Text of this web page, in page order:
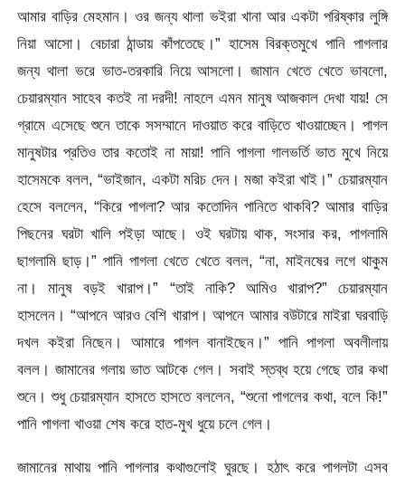
আমার বাড়ির মেহমান। ওর জন্য থালা ভইরা খানা আর একটা পরিষ্কার লুঙ্গি
নিয়া আসো। বেচারা ঠান্ডায় কাঁপতেছে।” হাসেম বিরক্তমুখে পানি পাগলার
জন্য থালা ভরে ভাত-তরকারি নিয়ে আসলো। জামান খেতে খেতে ভাবলো,
চেয়ারম্যান সাহেব কতই না দরদী! নাহলে এমন মানুষ আজকাল দেখা যায়! সে
গ্রামে এসেছে শুনে তাকে সসম্মানে দাওয়াত করে বাড়িতে খাওয়াচ্ছেন। পাগল
মানুষটার প্রতিও তার কতোই না মায়া! পানি পাগলা গালভর্তি ভাত মুখে নিয়ে
হাসেমকে বলল, “ভাইজান, একটা মরিচ দেন। মজা কইরা খাই।” চেয়ারম্যান
হেসে বললেন, “কিরে পাগলা? আর কতোদিন পানিতে থাকবি? আমার বাড়ির
পিছনের ঘরটা খালি পইড়া আছে। ওই ঘরটায় থাক, সংসার কর, পাগলামি
ছাগলামি ছাড়।” পানি পাগলা খেতে খেতে বলল, “না, মাইনষের লগে থাকুম
না। মানুষ বড়ই খারাপ।” “তাই নাকি? আমিও খারাপ?” চেয়ারম্যান
হাসলেন। “আপনে আরও বেশি খারাপ। আপনে আমার বউটারে মাইরা ঘরবাড়ি
দখল কইরা নিছেন। আমারে পাগল বানাইছেন।” পানি পাগলা অবলীলায়
বলল। জামানের গলায় ভাত আটকে গেল। সবাই স্তব্ধ হয়ে গেছে তার কথা
শুনে। শুধু চেয়ারম্যান হাসতে হাসতে বললেন, “শুনো পাগলের কথা, বলে কি!”
পানি পাগলা খাওয়া শেষ করে হাত-মুখ ধুয়ে চলে গেল।
জামানের মাথায় পানি পাগলার কথাগুলোই ঘুরছে। হঠাৎ করে পাগলটা এসব